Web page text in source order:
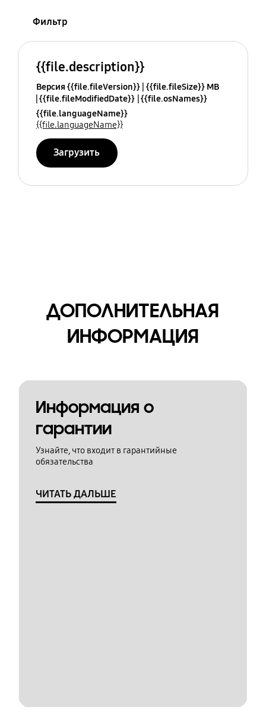
Фильтр
{{file.description}}
Версия {{file.fileVersion}} {{file.fileSize}} MB
{{file.fileModifiedDate}} {{file.osNames}}
{{file.languageName}}
{{file.languageName}}
Загрузить
ДОПОЛНИТЕЛЬНАЯ
ИНФОРМАЦИЯ
Информация о
гарантии
Узнайте, что входит в гарантийные
обязательства
ЧИТАТЬ ДАЛЬШЕ